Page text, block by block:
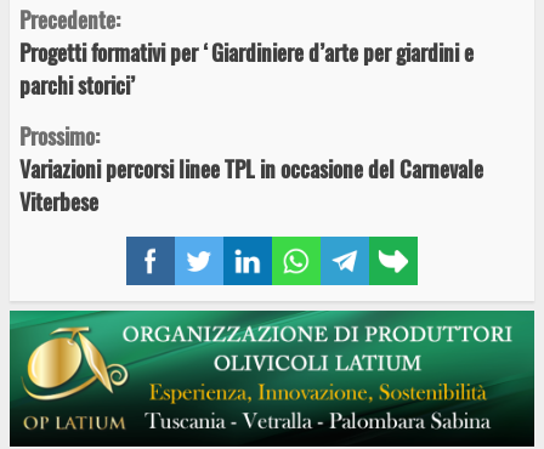
FacebookTwitterLinkedInWhatsAppTelegram
link
Continue
Reading
Precedente:
Progetti formativi per ‘Giardiniere d’arte per giardini e
parchi storici’
Prossimo:
Variazioni percorsi linee TPL in occasione del Carnevale
Viterbese